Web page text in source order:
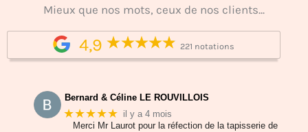
Mieux que nos mots, ceux de nos clients...
4,9 221 notations
Bernard & Céline LE ROUVILLOIS
★★★★★ il y a 4 mois
Merci Mr Laurot pour la réfection de la tapisserie de